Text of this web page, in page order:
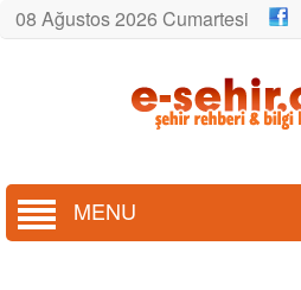
08 Ağustos 2026 Cumartesi
MENU